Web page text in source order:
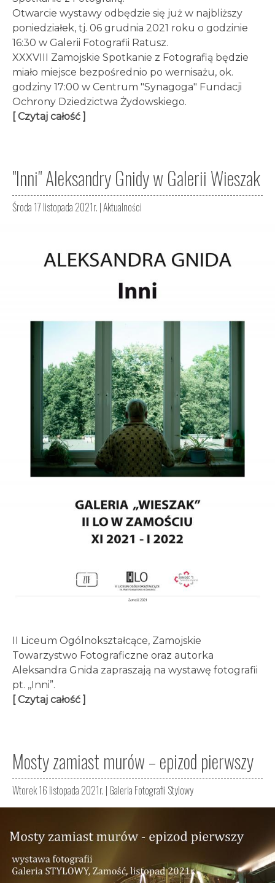
Otwarcie wystawy odbędzie się już w najbliższy
poniedziałek, tj. 06 grudnia 2021 roku o godzinie
16:30 w Galerii Fotografii Ratusz.
XXXVIII Zamojskie Spotkanie z Fotografią będzie
miało miejsce bezpośrednio po wernisażu, ok.
godziny 17:00 w Centrum "Synagoga" Fundacji
Ochrony Dziedzictwa Żydowskiego.
[ Czytaj całość ]
"Inni" Aleksandry Gnidy w Galerii Wieszak
Środa 17 listopada 2021r. |Aktualności
II Liceum Ogólnokształcące, Zamojskie
Towarzystwo Fotograficzne oraz autorka
Aleksandra Gnida zapraszają na wystawę fotografii
pt. ,,Inni”.
[ Czytaj całość ]
Mosty zamiast murów – epizod pierwszy
Wtorek 16 listopada 2021r. | Galeria Fotografii Stylowy